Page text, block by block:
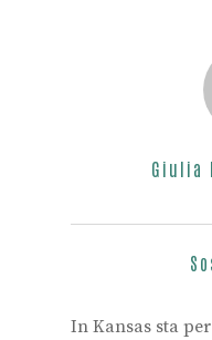
Giulia
In Kansas sta